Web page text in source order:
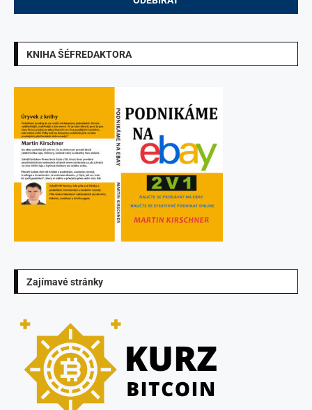
KNIHA ŠÉFREDAKTORA
Zajímavé stránky